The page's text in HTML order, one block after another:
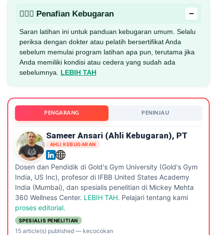
🏋🏻‍♂️ Penafian Kebugaran −
Saran latihan ini untuk panduan kebugaran umum. Selalu
periksa dengan dokter atau pelatih bersertifikat Anda
sebelum memulai program latihan apa pun, terutama jika
Anda memiliki kondisi atau cedera yang sudah ada
sebelumnya. LEBIH TAH
PENGARANG PENINJAU
Sameer Ansari (Ahli Kebugaran), PT
AHLI KEBUGARAN
Dosen dan Pendidik di Gold's Gym University (Gold's Gym
India, US Inc), profesor di IFBB United States Academy
India (Mumbai), dan spesialis penelitian di Mickey Mehta
360 Wellness Center. LEBIH TAH. Pelajari tentang kami
proses editorial.
SPESIALIS PENELITIAN
15 article(s) published— kecocokan